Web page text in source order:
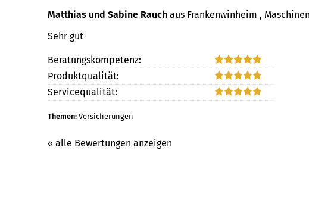
Matthias und Sabine Rauch aus Frankenwinheim ,
Sehr gut
Beratungskompetenz:
Produktqualität:
Servicequalität:
Themen: Versicherungen
« alle Bewertungen anzeigen